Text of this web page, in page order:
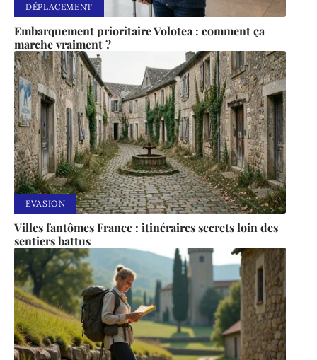
DÉPLACEMENT
Embarquement prioritaire Volotea : comment ça
marche vraiment ?
EVASION
Villes fantômes France : itinéraires secrets loin des
sentiers battus